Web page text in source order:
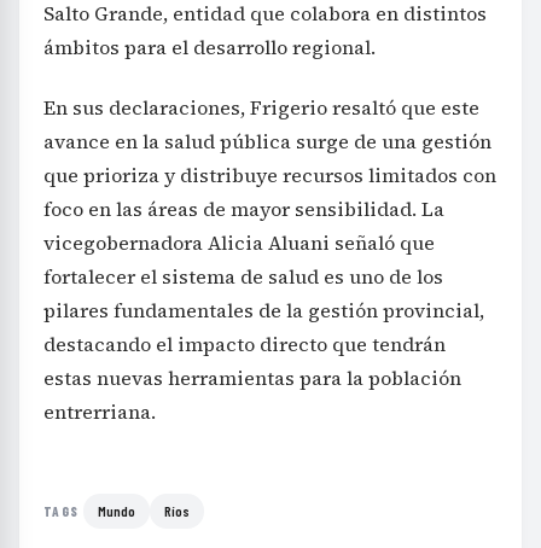
Salto Grande, entidad que colabora en distintos
ámbitos para el desarrollo regional.
En sus declaraciones, Frigerio resaltó que este
avance en la salud pública surge de una gestión
que prioriza y distribuye recursos limitados con
foco en las áreas de mayor sensibilidad. La
vicegobernadora Alicia Aluani señaló que
fortalecer el sistema de salud es uno de los
pilares fundamentales de la gestión provincial,
destacando el impacto directo que tendrán
estas nuevas herramientas para la población
entrerriana.
TAGS Mundo Ríos